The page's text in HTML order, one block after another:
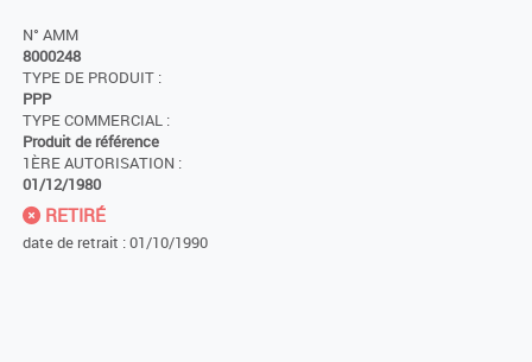
N° AMM
8000248
TYPE DE PRODUIT :
PPP
TYPE COMMERCIAL :
Produit de référence
1ÈRE AUTORISATION :
01/12/1980
RETIRÉ
date de retrait : 01/10/1990